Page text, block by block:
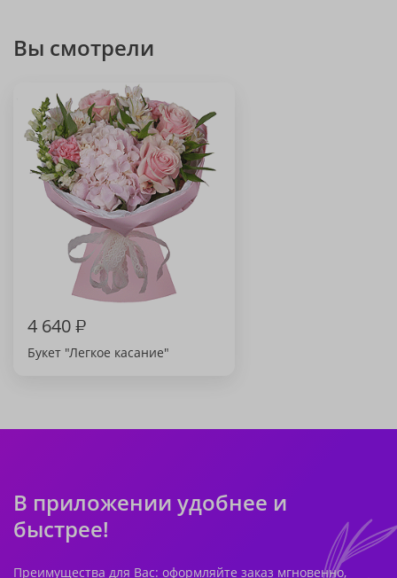
Вы смотрели
4 640₽
Букет "Легкое касание"
В приложении удобнее и
быстрее!
Преимущества для Вас: оформляйте заказ мгновенно,